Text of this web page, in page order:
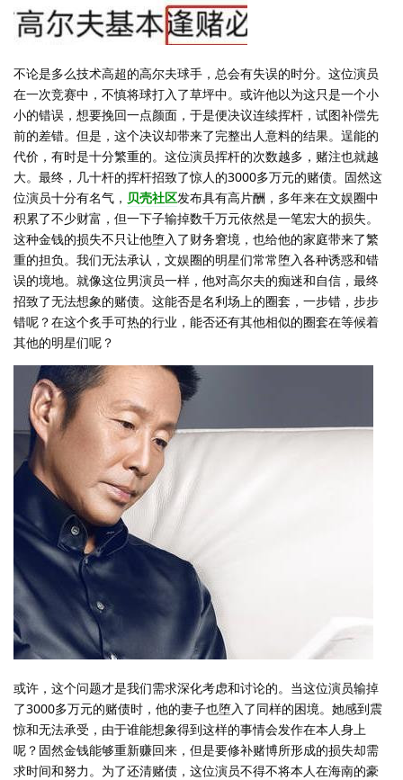
不论是多么技术高超的高尔夫球手，总会有失误的时分。这位演员
在一次竞赛中，不慎将球打入了草坪中。或许他以为这只是一个小
小的错误，想要挽回一点颜面，于是便决议连续挥杆，试图补偿先
前的差错。但是，这个决议却带来了完整出人意料的结果。逞能的
代价，有时是十分繁重的。这位演员挥杆的次数越多，赌注也就越
大。最终，几十杆的挥杆招致了惊人的3000多万元的赌债。固然这
位演员十分有名气， 贝壳社区发布具有高片酬，多年来在文娱圈中
积累了不少财富，但一下子输掉数千万元依然是一笔宏大的损失。
这种金钱的损失不只让他堕入了财务窘境，也给他的家庭带来了繁
重的担负。我们无法承认，文娱圈的明星们常常堕入各种诱惑和错
误的境地。就像这位男演员一样，他对高尔夫的痴迷和自信，最终
招致了无法想象的赌债。这能否是名利场上的圈套，一步错，步步
错呢？在这个炙手可热的行业，能否还有其他相似的圈套在等候着
其他的明星们呢？
或许，这个问题才是我们需求深化考虑和讨论的。当这位演员输掉
了3000多万元的赌债时，他的妻子也堕入了同样的困境。她感到震
惊和无法承受，由于谁能想象得到这样的事情会发作在本人身上
呢？固然金钱能够重新赚回来，但是要修补赌博所形成的损失却需
求时间和努力。为了还清赌债，这位演员不得不将本人在海南的豪